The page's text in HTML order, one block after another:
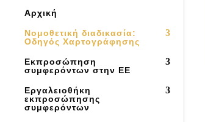
Αρχική
Νομοθετική διαδικασία:
Οδηγός Χαρτογράφησης
Εκπροσώπηση
συμφερόντων στην ΕΕ
Εργαλειοθήκη
εκπροσώπησης
συμφερόντων